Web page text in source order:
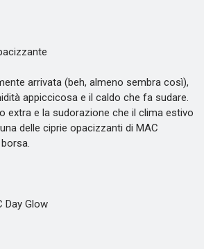
arrivata (beh, almeno sembra così),
appiccicosa e il caldo che fa sudare.
extra e la sudorazione che il clima estivo
delle ciprie opacizzanti di MAC
Glow